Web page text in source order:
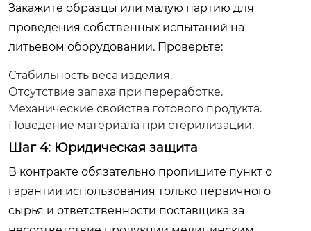
Закажите образцы или малую партию для
проведения собственных испытаний на
литьевом оборудовании. Проверьте:
Стабильность веса изделия.
Отсутствие запаха при переработке.
Механические свойства готового продукта.
Поведение материала при стерилизации.
Шаг 4: Юридическая защита
В контракте обязательно пропишите пункт о
гарантии использования только первичного
сырья и ответственности поставщика за